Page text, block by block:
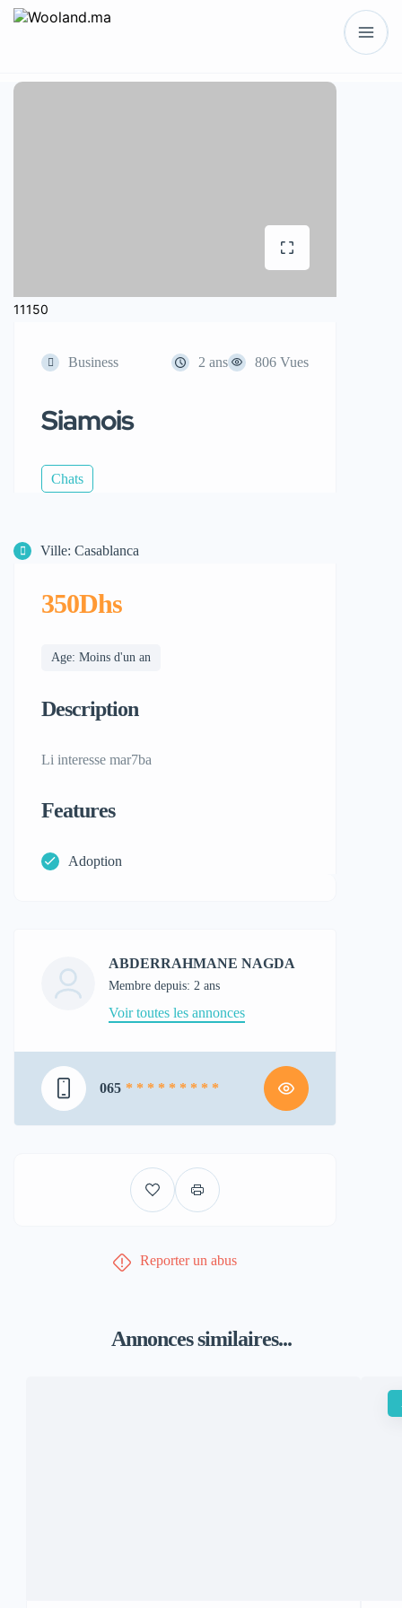
11150
Business 2 ans 806 Vues
Siamois
Chats
Ville: Casablanca
350Dhs
Age: Moins d'un an
Description
Li interesse mar7ba
Features
Adoption
ABDERRAHMANE NAGDA
Membre depuis: 2 ans
Voir toutes les annonces
065 * * * * * * * * *
Reporter un abus
Annonces similaires...